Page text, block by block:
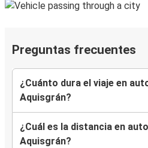
Preguntas frecuentes
¿Cuánto dura el viaje en
Aquisgrán?
¿Cuál es la distancia en
Aquisgrán?